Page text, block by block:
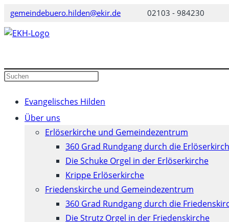
Zum
springen
gemeindebuero.hilden@ekir.de 02103 - 984230
Diese
durchsuchen
Press
to
search
panel.
Evangelisches Hilden
Über uns
Erlöserkirche und Gemeindezentrum
360 Grad Rundgang durch die
Die Schuke Orgel in der Erlöserkirche
Krippe Erlöserkirche
Friedenskirche und Gemeindezentrum
360 Grad Rundgang durch die
Die Strutz Orgel in der Friedenskirche